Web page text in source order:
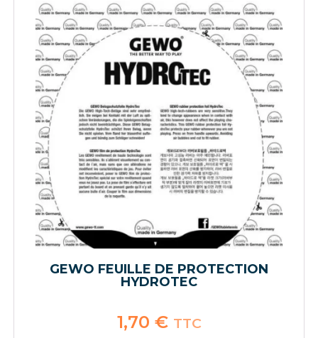
GEWO FEUILLE DE PROTECTION
HYDROTEC
1,70 € TTC